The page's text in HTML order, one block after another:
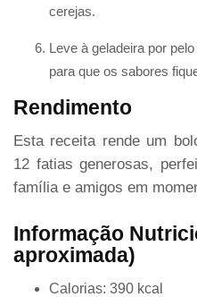
cerejas.
Leve à geladeira por
para que os sabores
Rendimento
Esta receita rende um
12 fatias generosas,
família e amigos em
Informação
aproximada)
Calorias: 390 kcal